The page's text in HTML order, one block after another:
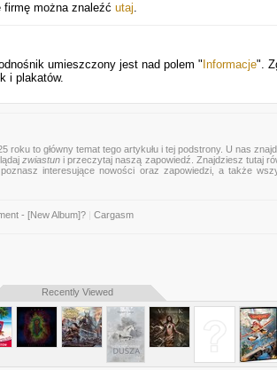
firmę można znaleźć utaj.
umieszczony jest nad polem " Informacje".
i plakatów.
roku to główny temat tego artykułu i tej podstrony. U nas
zwiastuni przeczytaj naszą zapowiedź. Znajdziesz tutaj
interesujące nowości oraz zapowiedzi, a także
- [New Album]? Cargasm
Recently Viewed